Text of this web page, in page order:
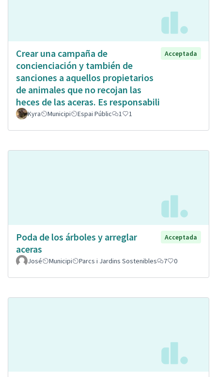
Crear una campaña de
concienciación y también de
sanciones a aquellos propietarios
de animales que no recojan las
heces de las aceras. Es responsabili
Acceptada
Kyra Municipi Espai Públic 1 1
Poda de los árboles y arreglar
aceras
Acceptada
José Municipi Parcs i Jardins Sostenibles 7 0